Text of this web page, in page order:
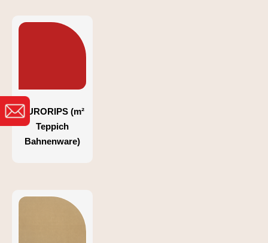
EURORIPS (m²
Teppich
Bahnenware)